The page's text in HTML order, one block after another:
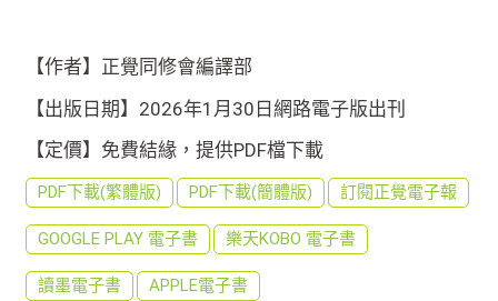
【作者】正覺同修會編譯部
【出版日期】2026年1月30日網路電子版出刊
【定價】免費結緣，提供PDF檔下載
PDF下載(繁體版) PDF下載(簡體版) 訂閱正覺電子報
GOOGLE PLAY 電子書 樂天KOBO 電子書
讀墨電子書 APPLE電子書